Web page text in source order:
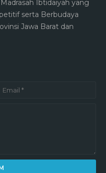
Ibtidaiyah yang
serta Berbudaya
Jawa Barat dan